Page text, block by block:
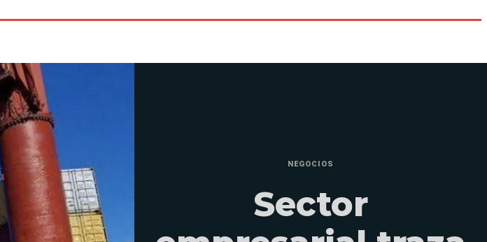
NEGOCIOS
Sector